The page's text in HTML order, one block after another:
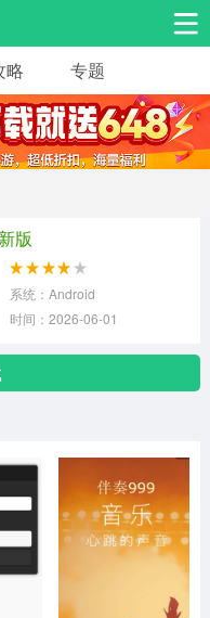
手游工具
益智休闲
略 专题
版
系统：Android
时间：2026-06-01